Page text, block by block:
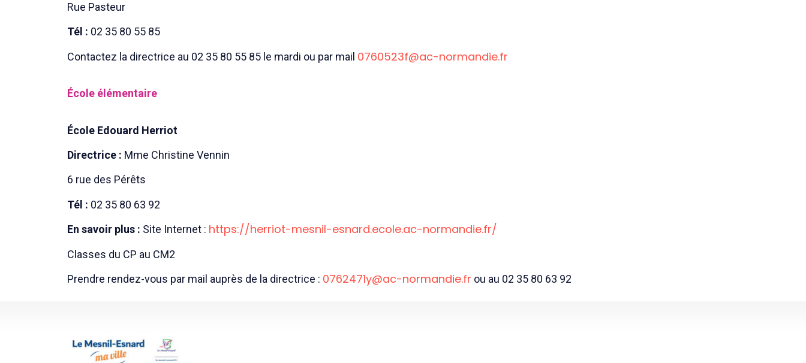
Rue Pasteur
Tél : 02 35 80 55 85
Contactez la directrice au 02 35 80 55 85 le mardi ou par mail 0760523f@ac-normandie.fr
École élémentaire
École Edouard Herriot
Directrice : Mme Christine Vennin
6 rue des Pérêts
Tél : 02 35 80 63 92
En savoir plus : Site Internet : https://herriot-mesnil-esnard.ecole.ac-normandie.fr/
Classes du CP au CM2
Prendre rendez-vous par mail auprès de la directrice : 0762471y@ac-normandie.fr ou au 02 35 80 63 92